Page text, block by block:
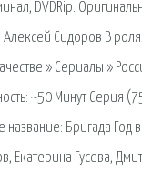
DVDRip.
Сидоров В
» Сериалы »
~50 Минут Серия
название: Бригада
Екатерина Гусева,